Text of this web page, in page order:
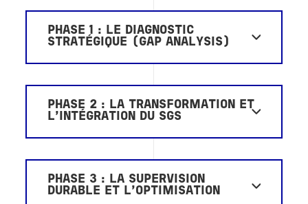
PHASE 1 : LE DIAGNOSTIC
STRATÉGIQUE (GAP ANALYSIS)
PHASE 2 : LA TRANSFORMATION ET
L'INTÉGRATION DU SGS
PHASE 3 : LA SUPERVISION
DURABLE ET L'OPTIMISATION